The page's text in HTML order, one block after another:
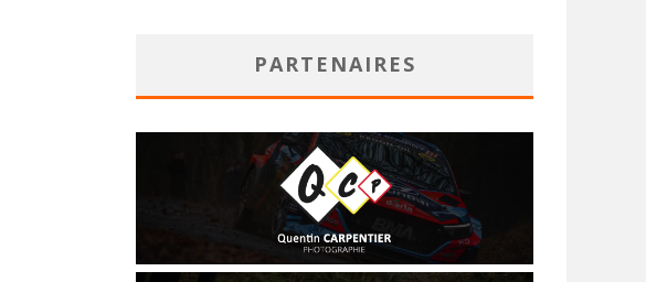
PARTENAIRES